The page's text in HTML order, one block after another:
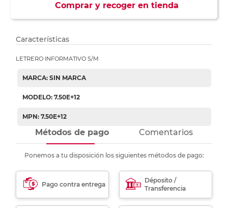
Comprar y recoger en tienda
Características
LETRERO INFORMATIVO S/M
MARCA: SIN MARCA
MODELO: 7.50E+12
MPN: 7.50E+12
Métodos de pago Comentarios
Ponemos a tu disposición los siguientes métodos de pago:
Pago contra entrega
Déposito /
Transferencia